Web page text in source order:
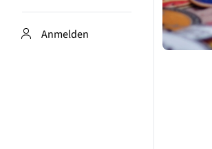
Anmelden